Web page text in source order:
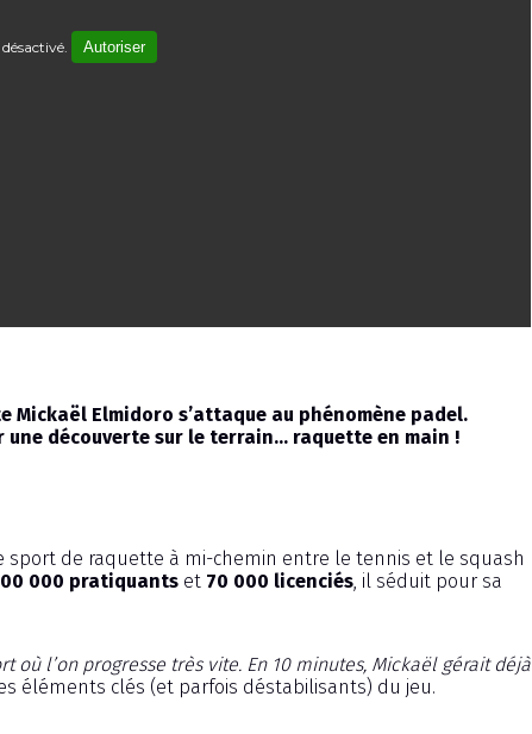
Autoriser
Elmidoro s’attaque au phénomène padel.
découverte sur le terrain… raquette en main !
sport de raquette à mi-chemin entre le tennis et le squash
000 pratiquants et 70 000 licenciés, il séduit pour sa
où l’on progresse très vite. En 10 minutes, Mickaël gérait déjà
éléments clés (et parfois déstabilisants) du jeu.